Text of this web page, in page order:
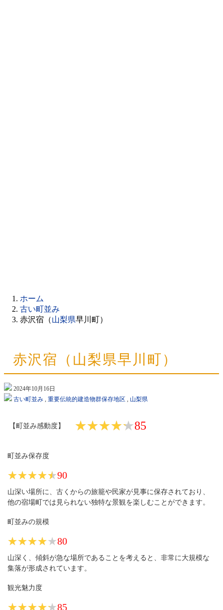
ホーム
古い町並み
赤沢宿（山梨県早川町）
赤沢宿（山梨県早川町）
2024年10月16日
古い町並み , 重要伝統的建造物群保存地区 , 山梨県
【町並み感動度】 ★★★★★
★★★★★85
町並み保存度
★★★★★
★★★★★90
山深い場所に、古くからの旅籠や民家が見事に保存されており、
他の宿場町では見られない独特な景観を楽しむことができます。
町並みの規模
★★★★★
★★★★★80
山深く、傾斜が急な場所であることを考えると、非常に大規模な
集落が形成されています。
観光魅力度
★★★★★
★★★★★85